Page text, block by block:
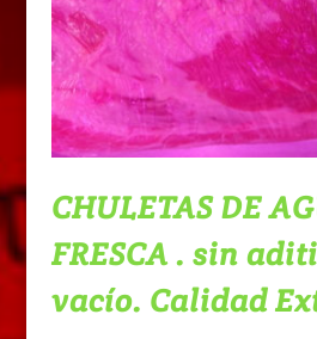
CHULETAS DE
FRESCA . sin
vacío. Calidad